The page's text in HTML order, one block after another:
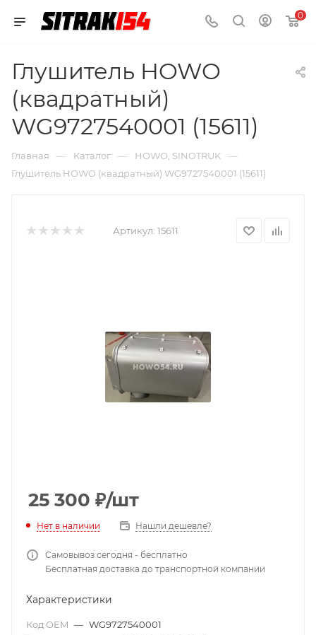
0
Глушитель HOWO
(квадратный)
WG9727540001 (15611)
Главная — Каталог — HOWO, SINOTRUK —
Глушитель HOWO (квадратный) WG9727540001 (15611)
Артикул: 15611
25 300 ₽/шт
Нет в наличии Нашли дешевле?
Самовывоз сегодня - бесплатно
Бесплатная доставка до транспортной компании
Характеристики
Код OEM — WG9727540001